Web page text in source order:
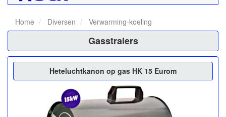
Home Diversen Verwarming-koeling
Gasstralers
Heteluchtkanon op gas HK 15 Eurom